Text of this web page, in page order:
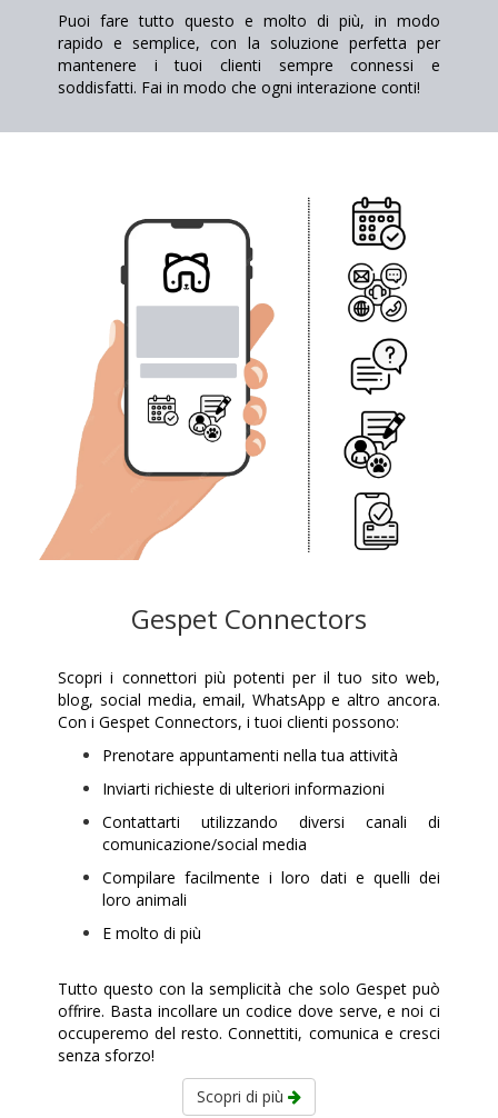
Puoi fare tutto questo e molto di più, in modo
rapido e semplice, con la soluzione perfetta per
mantenere i tuoi clienti sempre connessi e
soddisfatti. Fai in modo che ogni interazione conti!
Gespet Connectors
Scopri i connettori più potenti per il tuo sito web,
blog, social media, email, WhatsApp e altro ancora.
Con i Gespet Connectors, i tuoi clienti possono:
Prenotare appuntamenti nella tua attività
Inviarti richieste di ulteriori informazioni
Contattarti utilizzando diversi canali di
comunicazione/social media
Compilare facilmente i loro dati e quelli dei
loro animali
E molto di più
Tutto questo con la semplicità che solo Gespet può
offrire. Basta incollare un codice dove serve, e noi ci
occuperemo del resto. Connettiti, comunica e cresci
senza sforzo!
Scopri di più